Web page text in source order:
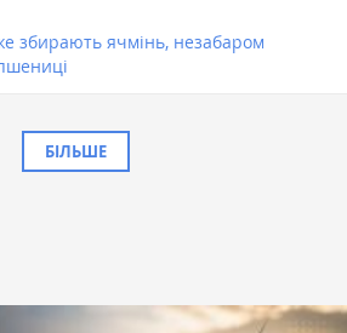
збирають ячмінь, незабаром
БІЛЬШЕ